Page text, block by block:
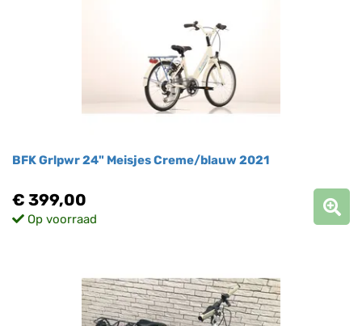
BFK Grlpwr 24" Meisjes Creme/blauw 2021
€ 399,00
Op voorraad